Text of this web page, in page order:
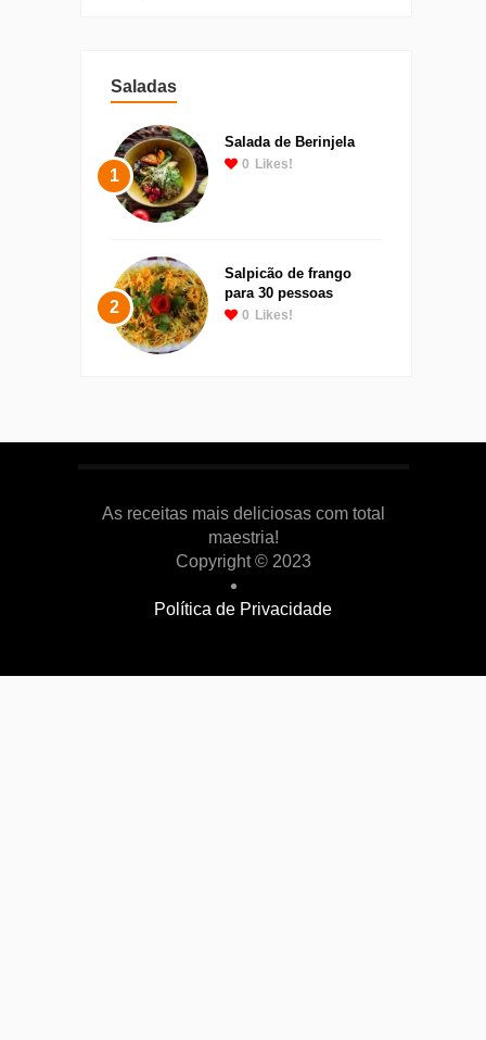
Saladas
1
Salada de Berinjela
0 Likes!
2
Salpicão de frango
para 30 pessoas
0 Likes!
As receitas mais deliciosas com total
maestria!
Copyright © 2023
Política de Privacidade